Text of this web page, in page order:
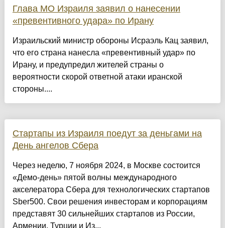
Глава МО Израиля заявил о нанесении
«превентивного удара» по Ирану
Израильский министр обороны Исраэль Кац заявил,
что его страна нанесла «превентивный удар» по
Ирану, и предупредил жителей страны о
вероятности скорой ответной атаки иранской
стороны....
Стартапы из Израиля поедут за деньгами на
День ангелов Сбера
Через неделю, 7 ноября 2024, в Москве состоится
«Демо-день» пятой волны международного
акселератора Сбера для технологических стартапов
Sber500. Свои решения инвесторам и корпорациям
представят 30 сильнейших стартапов из России,
Армении, Турции и Из...